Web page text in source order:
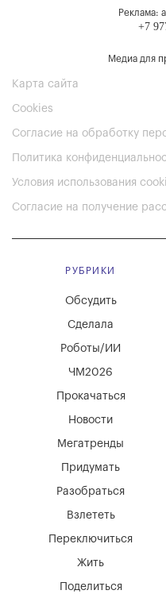
Реклама:
+7
Медиа для
Карта сайта
Cookies
Согласие на обработку
Политика
Условия использования
Согласие на получение
РУБРИКИ
Мегатренды
Придумать
Разобраться
Взлететь
Новости
Переключиться
Жить
Поделиться
Обсудить
Сделала
Роботы/ИИ
ЧМ2026
Прокачаться